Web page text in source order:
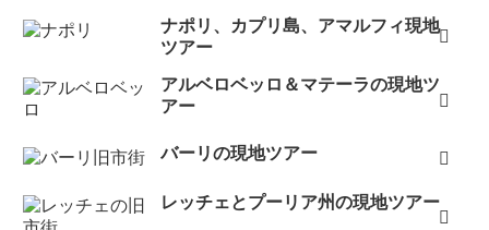
らいました。両親へもお土産に購入したのですが、非常
用させていただきたいと思います。本当にどうもありが
お世話になっております。以前にウフィツィ美術館を予
約していただきました。予約していただいたおかげで、
当日、スムーズに入館することができ、ゆっくりと作品
ナポリ、カプリ島、アマルフィ現地
ツアー
アルベロベッロ＆マテーラの現地ツ
アー
バーリの現地ツアー
レッチェとプーリア州の現地ツアー